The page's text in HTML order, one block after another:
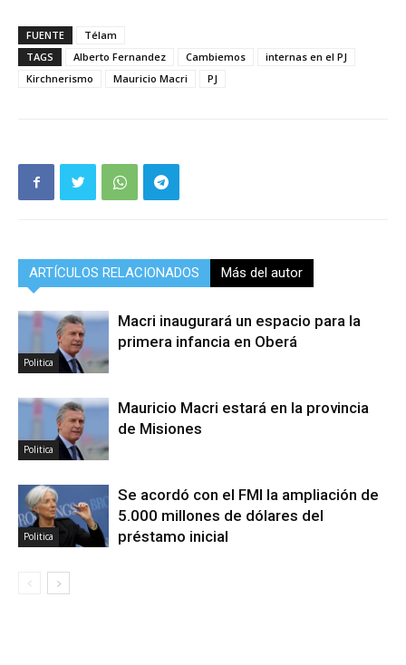
FUENTE
Télam
TAGS
Alberto Fernandez Cambiemos
internas en el PJ
Kirchnerismo
Mauricio Macri PJ
ARTÍCULOS RELACIONADOS Más del autor
Politica
Macri inaugurará un espacio para la
primera infancia en Oberá
Politica
Mauricio Macri estará en la provincia
de Misiones
Politica
Se acordó con el FMI la ampliación de
5.000 millones de dólares del
préstamo inicial